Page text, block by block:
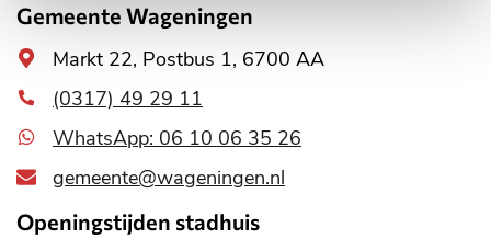
Gemeente Wageningen
Algemeen
adres
Markt 22, Postbus 1, 6700 AA
(0317) 49 29 11
WhatsApp: 06 10 06 35 26
gemeente@wageningen.nl
Openingstijden stadhuis